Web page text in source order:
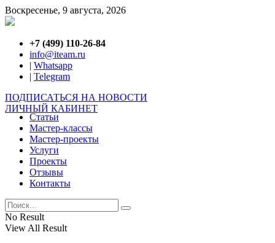
Воскресенье, 9 августа, 2026
+7 (499) 110-26-84
info@iteam.ru
| Whatsapp
| Telegram
ПОДПИСАТЬСЯ НА НОВОСТИ
ЛИЧНЫЙ КАБИНЕТ
Статьи
Мастер-классы
Мастер-проекты
Услуги
Проекты
Отзывы
Контакты
No Result
View All Result